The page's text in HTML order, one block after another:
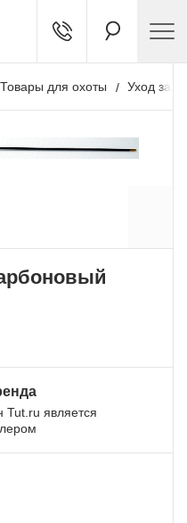
Товары для охоты Уход за
Tut.ru является